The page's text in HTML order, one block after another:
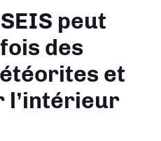
peut
des
et
l’intérieur